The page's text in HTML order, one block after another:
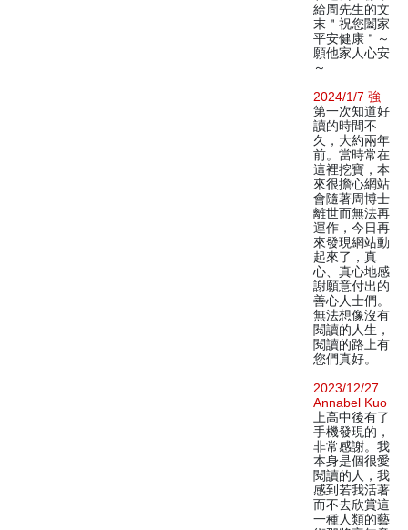
給周先生的文
末＂祝您闔家
平安健康＂～
願他家人心安
～
2024/1/7 強
第一次知道好
讀的時間不
久，大約兩年
前。當時常在
這裡挖寶，本
來很擔心網站
會隨著周博士
離世而無法再
運作，今日再
來發現網站動
起來了，真
心、真心地感
謝願意付出的
善心人士們。
無法想像沒有
閱讀的人生，
閱讀的路上有
您們真好。
2023/12/27
Annabel Kuo
上高中後有了
手機發現的，
非常感謝。我
本身是個很愛
閱讀的人，我
感到若我活著
而不去欣賞這
一種人類的藝